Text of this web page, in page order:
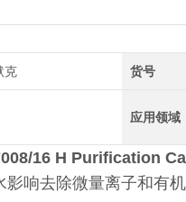
克 货号
应用领域
16 H Purification
影响去除微量离子和有